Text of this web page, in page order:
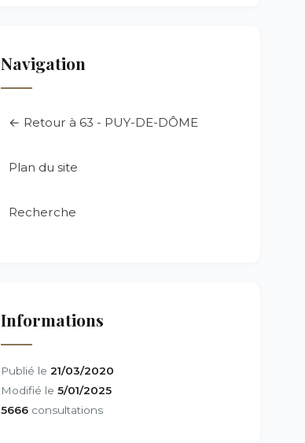
Navigation
← Retour à 63 - PUY-DE-DÔME
Plan du site
Recherche
Informations
Publié le 21/03/2020
Modifié le 5/01/2025
5666 consultations